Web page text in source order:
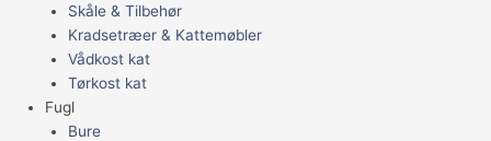
Skåle & Tilbehør
Kradsetræer & Kattemøbler
Vådkost kat
Tørkost kat
Fugl
Bure